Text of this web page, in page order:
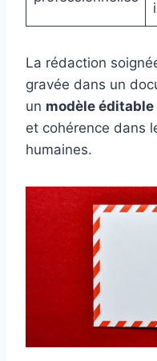
La rédaction
gravée dans un
un modèle éditable
et cohérence dans
humaines.